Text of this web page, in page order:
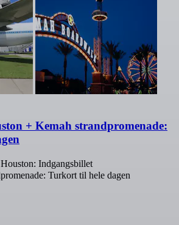
+ Kemah strandpromenade:
Indgangsbillet
Turkort til hele dagen